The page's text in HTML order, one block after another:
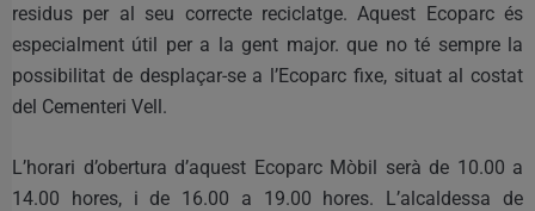
residus per al seu correcte reciclatge. Aquest Ecoparc és
especialment útil per a la gent major. que no té sempre la
possibilitat de desplaçar-se a l’Ecoparc fixe, situat al costat
del Cementeri Vell.
L’horari d’obertura d’aquest Ecoparc Mòbil serà de 10.00 a
14.00 hores, i de 16.00 a 19.00 hores. L’alcaldessa de